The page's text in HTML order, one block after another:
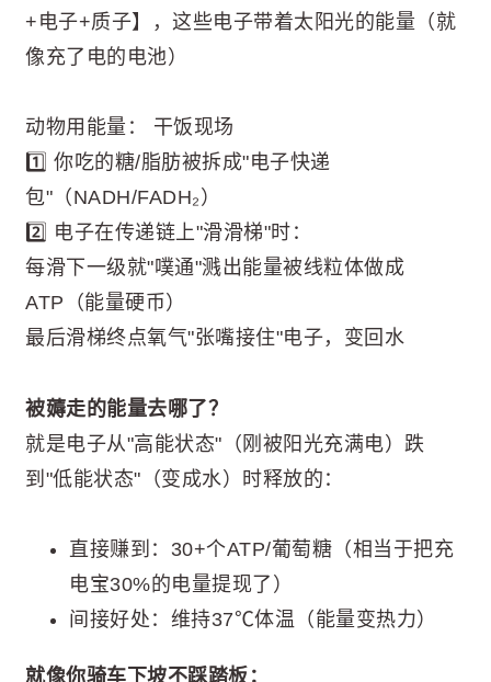
+电子+质子】，这些电子带着太阳光的能量（就
像充了电的电池）
动物用能量： 干饭现场
1️⃣ 你吃的糖/脂肪被拆成"电子快递
包"（NADH/FADH₂）
2️⃣ 电子在传递链上"滑滑梯"时：
每滑下一级就"噗通"溅出能量被线粒体做成
ATP（能量硬币）
最后滑梯终点氧气"张嘴接住"电子，变回水
被薅走的能量去哪了？
就是电子从"高能状态"（刚被阳光充满电）跌
到"低能状态"（变成水）时释放的：
直接赚到：30+个ATP/葡萄糖（相当于把充
电宝30%的电量提现了）
间接好处：维持37℃体温（能量变热力）
就像你骑车下坡不踩踏板：